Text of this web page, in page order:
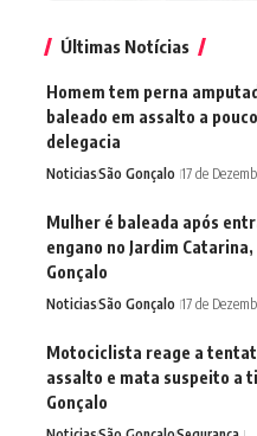
Últimas Notícias
Homem tem perna
baleado em assalto a
delegacia
NoticiasSão Gonçalo 17 de
Mulher é baleada após
engano no Jardim Catarina,
Gonçalo
NoticiasSão Gonçalo 17 de
Motociclista reage a
assalto e mata suspeito a
Gonçalo